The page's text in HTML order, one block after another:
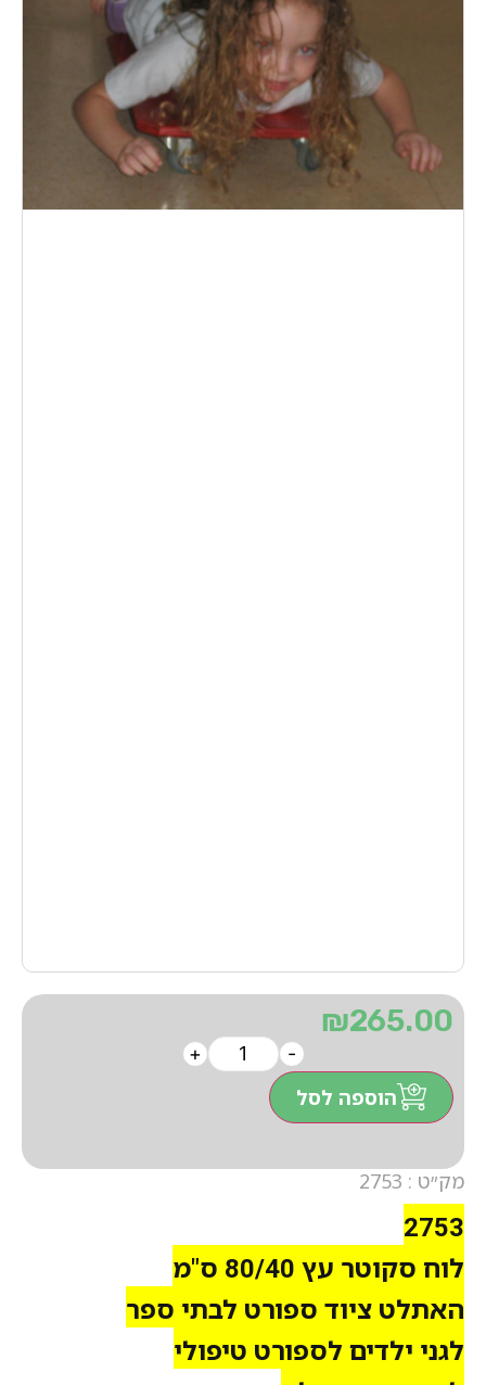
מק״ט : 2753
2753
לוח סקוטר עץ 80/40 ס"מ
האתלט ציוד ספורט לבתי ספר
לגני ילדים לספורט טיפולי
₪265.00
-
+
הוספה לסל